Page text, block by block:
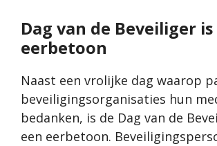
Dag van de Beveiliger is
eerbetoon
Naast een vrolijke dag waarop
beveiligingsorganisaties hun
bedanken, is de Dag van de
een eerbetoon.